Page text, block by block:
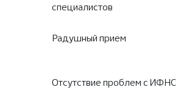
специалистов
Радушный прием
Отсутствие проблем с ИФНС